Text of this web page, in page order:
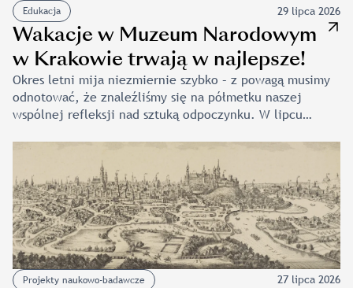
Edukacja 29 lipca 2026
Wakacje w Muzeum Narodowym
w Krakowie trwają w najlepsze!
Okres letni mija niezmiernie szybko – z powagą musimy
odnotować, że znaleźliśmy się na półmetku naszej
wspólnej refleksji nad sztuką odpoczynku. W lipcu
odwiedzili naszą Pracownię Digitalizacji oraz poznali
wybrane zagadnienia z zakresu konserwacji dzieł sztuki.
Zorganizowaliśmy również warsztaty i spacery
edukacyjne, w trakcie których zgłębialiśmy tematykę
sztuki sakralnej, zwiedzając wystawę Gotyk w Karpatach
oraz ekspozycję stałą w Pałacu Biskupa Erazma Ciołka.
Sierpień […]
Projekty naukowo-badawcze 27 lipca 2026